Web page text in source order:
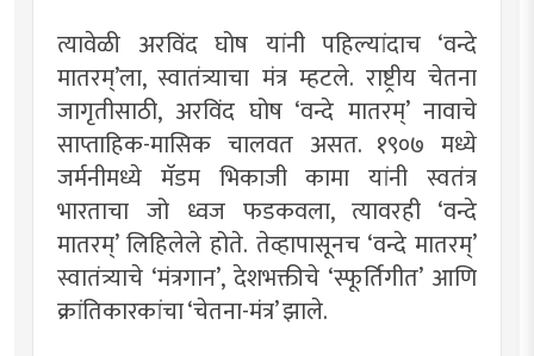
त्यावेळी अरविंद घोष यांनी पहिल्यांदाच ‘वन्दे
मातरम्’ला, स्वातंत्र्याचा मंत्र म्हटले. राष्ट्रीय चेतना
जागृतीसाठी, अरविंद घोष ‘वन्दे मातरम्’ नावाचे
साप्ताहिक-मासिक चालवत असत. १९०७ मध्ये
जर्मनीमध्ये मॅडम भिकाजी कामा यांनी स्वतंत्र
भारताचा जो ध्वज फडकवला, त्यावरही ‘वन्दे
मातरम्’ लिहिलेले होते. तेव्हापासूनच ‘वन्दे मातरम्’
स्वातंत्र्याचे ‘मंत्रगान’, देशभक्तीचे ‘स्फूर्तिगीत’ आणि
क्रांतिकारकांचा ‘चेतना-मंत्र’ झाले.